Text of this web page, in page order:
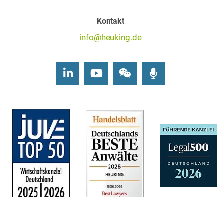
Kontakt
info@heuking.de
LinkedInYoutubeWechat